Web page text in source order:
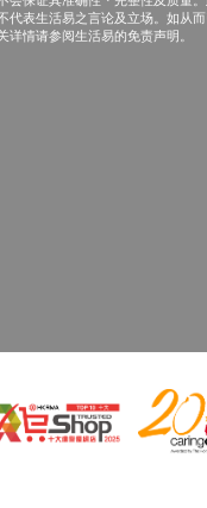
代表生活易之言论及立场。如从
详情请参阅生活易的免责声明。